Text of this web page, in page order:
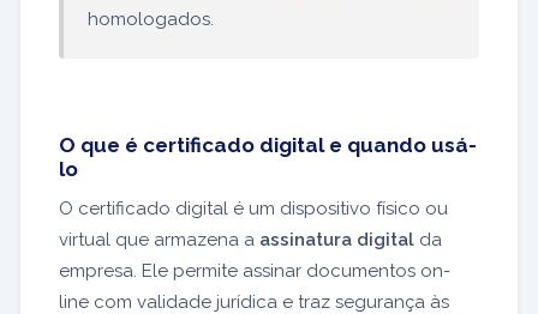
homologados.
O que é certificado digital e quando usá-
lo
O certificado digital é um dispositivo físico ou
virtual que armazena a assinatura digital da
empresa. Ele permite assinar documentos on-
line com validade jurídica e traz segurança às